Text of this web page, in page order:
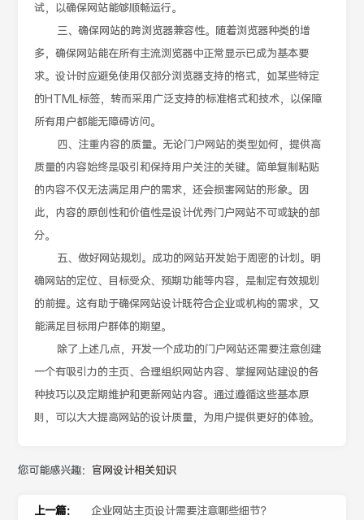
试，以确保网站能够顺畅运行。
三、确保网站的跨浏览器兼容性。随着浏览器种类的增
多，确保网站能在所有主流浏览器中正常显示已成为基本要
求。设计时应避免使用仅部分浏览器支持的格式，如某些特定
的HTML标签，转而采用广泛支持的标准格式和技术，以保障
所有用户都能无障碍访问。
四、注重内容的质量。无论门户网站的类型如何，提供高
质量的内容始终是吸引和保持用户关注的关键。简单复制粘贴
的内容不仅无法满足用户的需求，还会损害网站的形象。因
此，内容的原创性和价值性是设计优秀门户网站不可或缺的部
分。
五、做好网站规划。成功的网站开发始于周密的计划。明
确网站的定位、目标受众、预期功能等内容，是制定有效规划
的前提。这有助于确保网站设计既符合企业或机构的需求，又
能满足目标用户群体的期望。
除了上述几点，开发一个成功的门户网站还需要注意创建
一个有吸引力的主页、合理组织网站内容、掌握网站建设的各
种技巧以及定期维护和更新网站内容。通过遵循这些基本原
则，可以大大提高网站的设计质量，为用户提供更好的体验。
您可能感兴趣： 官网设计相关知识
上一篇： 企业网站主页设计需要注意哪些细节？